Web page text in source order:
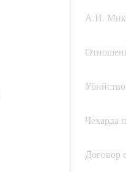
А.И.
Чехарда
Договор